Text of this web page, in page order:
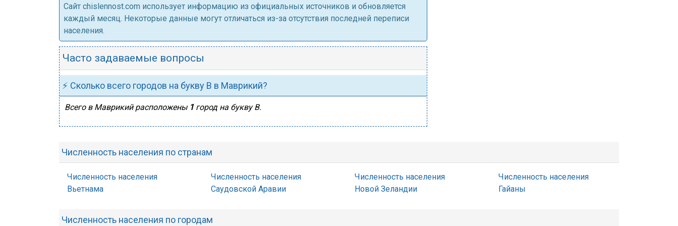
Cайт chislennost.com использует информацию из официальных источников и обновляется
каждый месяц. Некоторые данные могут отличаться из-за отсутствия последней переписи
населения.
Часто задаваемые вопросы
⚡ Сколько всего городов на букву В в Маврикий?
Всего в Маврикий расположены 1город на букву В.
Численность населения по странам
Численность населения
Вьетнама
Численность населения
Саудовской Аравии
Численность населения
Новой Зеландии
Численность населения
Гайаны
Численность населения по городам